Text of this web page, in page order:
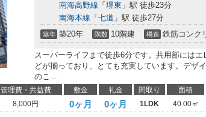
南海高野線 「 堺東 」駅 徒歩23分
南海本線 「 七道 」駅 徒歩27分
築年 築20年 階数 10階建 構造 鉄筋コンク
スーパーライフまで徒歩6分です。共用部には
どが揃っており、とても充実しています。デザ
のこ...
管理費・共益費 敷金 礼金 間取り 面積
8,000円 0ヶ月 0ヶ月 1LDK 40.00㎡